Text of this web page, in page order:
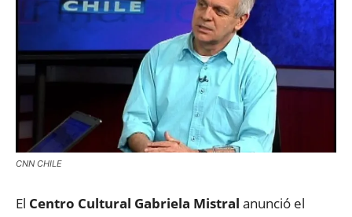
CNN CHILE
El Centro Cultural Gabriela Mistral anunció el